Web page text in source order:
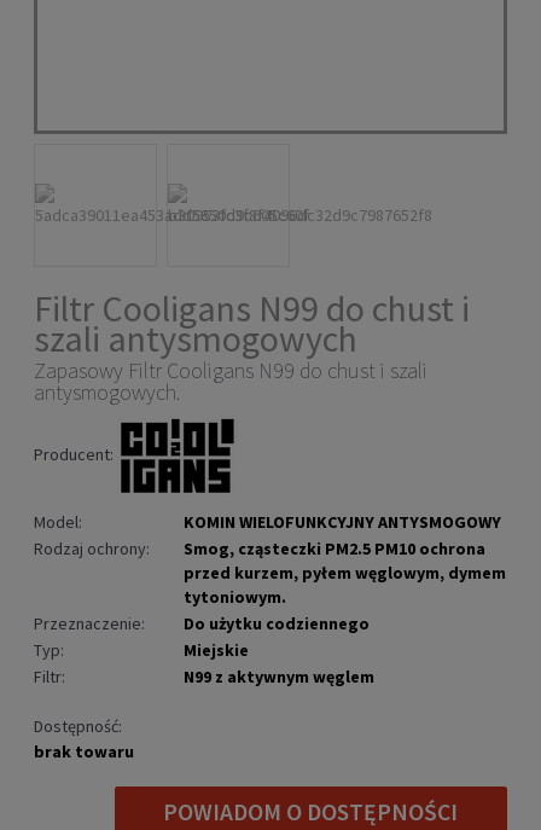
Filtr Cooligans N99 do chust i
szali antysmogowych
Zapasowy Filtr Cooligans N99 do chust i szali
antysmogowych.
Producent:
Model:
KOMIN WIELOFUNKCYJNY ANTYSMOGOWY
Rodzaj ochrony:
Smog, cząsteczki PM2.5 PM10 ochrona
przed kurzem, pyłem węglowym, dymem
tytoniowym.
Przeznaczenie:
Do użytku codziennego
Typ:
Miejskie
Filtr:
N99 z aktywnym węglem
Dostępność:
brak towaru
POWIADOM O DOSTĘPNOŚCI